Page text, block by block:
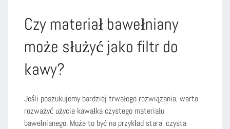
Czy materiał bawełniany
może służyć jako filtr do
kawy?
Jeśli poszukujemy bardziej trwałego rozwiązania, warto
rozważyć użycie kawałka czystego materiału
bawełnianego. Może to być na przykład stara, czysta